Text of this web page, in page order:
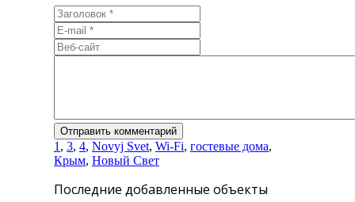
1 , 3, 4, Novyj Svet, Wi-Fi, гостевые дома,
Крым, Новый Свет
Последние добавленные объекты